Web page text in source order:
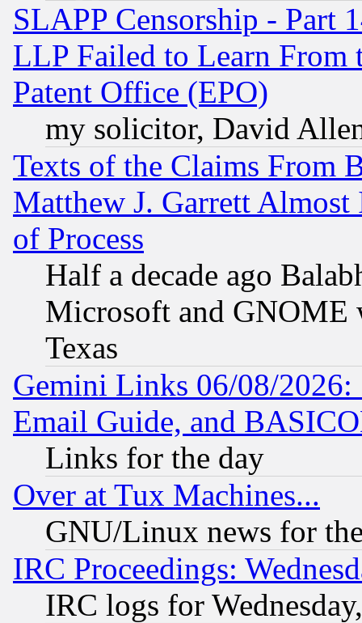
SLAPP Censorship - Part
LLP Failed to Learn From
Patent Office (EPO)
my solicitor, David
Texts of the Claims From
Matthew J. Garrett
of Process
Half a decade ago
Microsoft and GNOME
Texas
Gemini Links 06/08/
Email Guide, and
Links for the day
Over at Tux Machines...
GNU/Linux news for
IRC Proceedings:
IRC logs for